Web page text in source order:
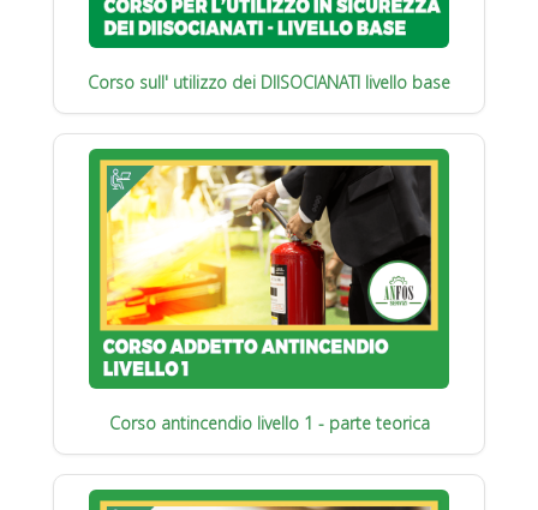
Corso sull' utilizzo dei DIISOCIANATI livello base
Corso antincendio livello 1 - parte teorica